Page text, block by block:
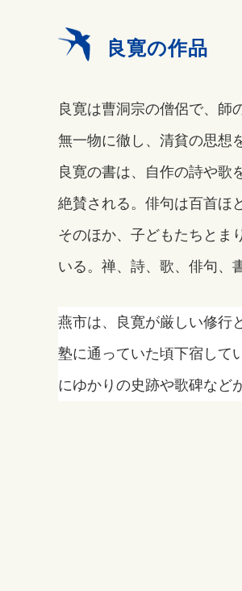
良寛の作品
良寛は曹洞宗の僧侶で、師
無一物に徹し、清貧の思想
良寛の書は、自作の詩や歌
絶賛される。俳句は百首ほ
そのほか、子どもたちとま
いる。禅、詩、歌、俳句、
燕市は、良寛が厳しい修行
塾に通っていた頃下宿して
にゆかりの史跡や歌碑など